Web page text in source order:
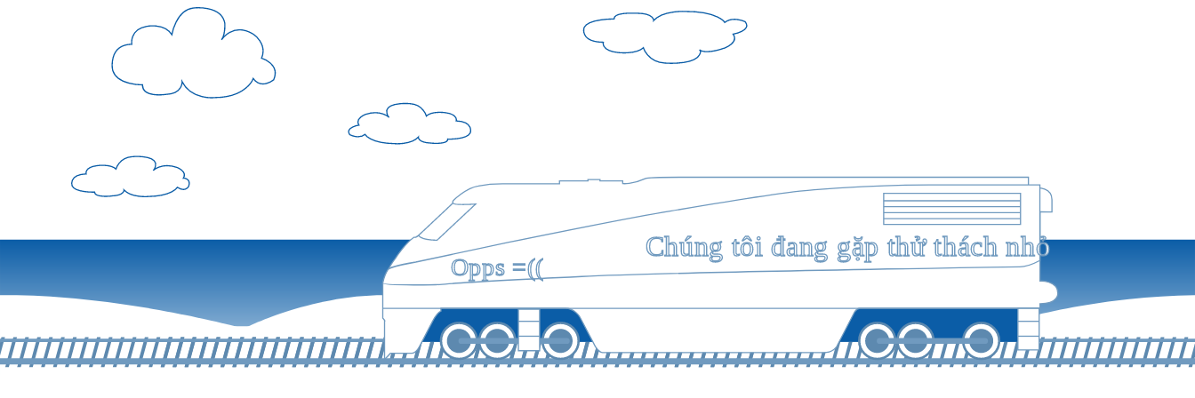
Opps =((
Chúng tôi đang gặp thử thách nhỏ